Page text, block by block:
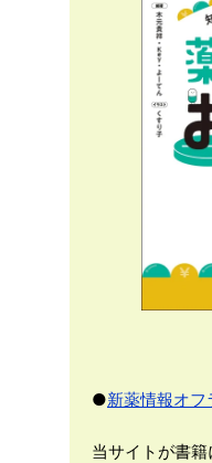
●新薬情報オフ
当サイトが書